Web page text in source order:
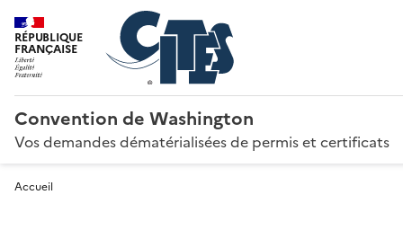
RÉPUBLIQUE
FRANÇAISE
Convention de Washington
Vos demandes dématérialisées de permis et certificats
Accueil